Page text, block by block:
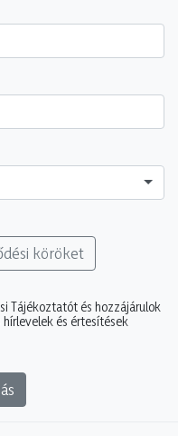
köröket
Tájékoztatót és hozzájárulok
és értesítések